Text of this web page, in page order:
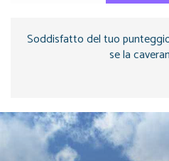
Soddisfatto del tuo
se la